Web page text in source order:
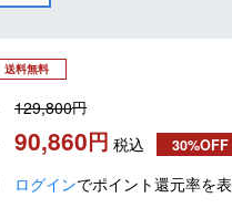
送料無料
129,800
90,860 税込 30%OFF
ログインでポイント還元率を